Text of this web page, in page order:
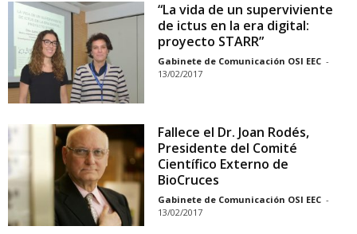
“La vida de un superviviente
de ictus en la era digital:
proyecto STARR”
Gabinete de Comunicación OSI EEC -
13/02/2017
Fallece el Dr. Joan Rodés,
Presidente del Comité
Científico Externo de
BioCruces
Gabinete de Comunicación OSI EEC -
13/02/2017